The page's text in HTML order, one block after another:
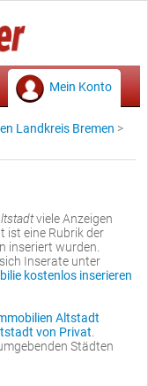
Mein Konto
Landkreis Bremen >
viele Anzeigen
ist eine Rubrik der
inseriert wurden.
Inserate unter
kostenlos inserieren
Altstadt
von Privat
Städten